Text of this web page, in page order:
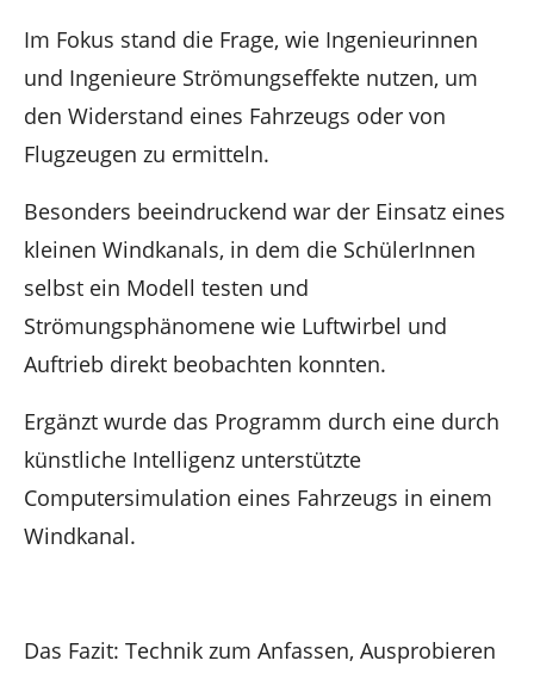
Im Fokus stand die Frage, wie Ingenieurinnen
und Ingenieure Strömungseffekte nutzen, um
den Widerstand eines Fahrzeugs oder von
Flugzeugen zu ermitteln.
Besonders beeindruckend war der Einsatz eines
kleinen Windkanals, in dem die SchülerInnen
selbst ein Modell testen und
Strömungsphänomene wie Luftwirbel und
Auftrieb direkt beobachten konnten.
Ergänzt wurde das Programm durch eine durch
künstliche Intelligenz unterstützte
Computersimulation eines Fahrzeugs in einem
Windkanal.
Das Fazit: Technik zum Anfassen, Ausprobieren